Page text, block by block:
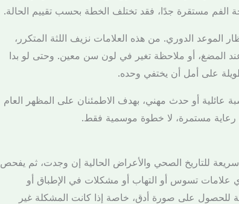
الفم مستقرة جدًا، فقد تختلف الخطة بحسب تقييم الحالة.
الدوري. من هذه العلامات نزيف اللثة المتكرر،
عند المضغ، أو ملاحظة تغير في لون سن معين. وحتى لو بدا
على أمل أن يختفي وحده.
أو حدث مهني، بهدف الاطمئنان على المظهر العام
رعاية مستمرة، لا خطوة موسمية فقط.
للتاريخ الصحي والأعراض الحالية إن وجدت، ثم يفحص
علامات تسوس أو التهاب أو مشكلات في الإطباق أو
للحصول على صورة أدق، خاصة إذا كانت المشكلة غير